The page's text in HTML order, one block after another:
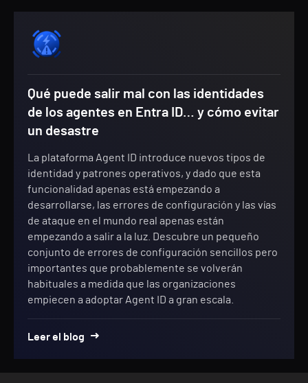
Qué puede salir mal con las identidades
de los agentes en Entra ID… y cómo evitar
un desastre
La plataforma Agent ID introduce nuevos tipos de
identidad y patrones operativos, y dado que esta
funcionalidad apenas está empezando a
desarrollarse, las errores de configuración y las vías
de ataque en el mundo real apenas están
empezando a salir a la luz. Descubre un pequeño
conjunto de errores de configuración sencillos pero
importantes que probablemente se volverán
habituales a medida que las organizaciones
empiecen a adoptar Agent ID a gran escala.
Leer el blog